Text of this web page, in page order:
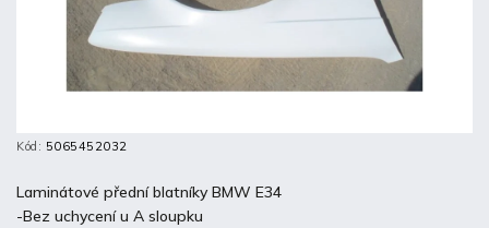
Kód: 5065452032
Laminátové přední blatníky BMW E34
-Bez uchycení u A sloupku